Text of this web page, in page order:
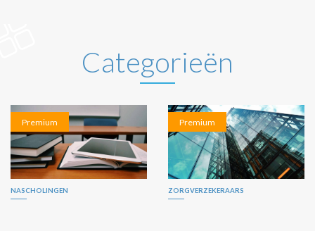
Categorieën
Premium
NASCHOLINGEN
Premium
ZORGVERZEKERAARS